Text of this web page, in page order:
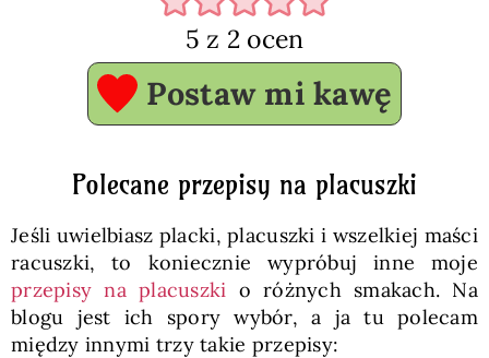
5 z 2 ocen
Postaw mi kawę
Polecane przepisy na placuszki
Jeśli uwielbiasz placki, placuszki i wszelkiej maści
racuszki, to koniecznie wypróbuj inne moje
przepisy na placuszki o różnych smakach. Na
blogu jest ich spory wybór, a ja tu polecam
między innymi trzy takie przepisy: